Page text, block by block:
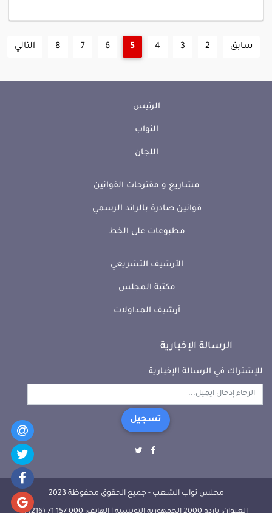
سابق 2
3
4
5
6
7
8 التالي
الرئيس
النواب
اللجان
مشاريع و مقترحات القوانين
قوانين صادرة بالرائد الرسمي
مطبوعات على الخط
الأرشيف التشريعي
مكتبة المجلس
أرشيف المداولات
الرسالة الإخبارية
للإشتراك في الرسالة الإخبارية
تسجيل
مجلس نواب الشعب - جميع الحقوق محفوظة 2023